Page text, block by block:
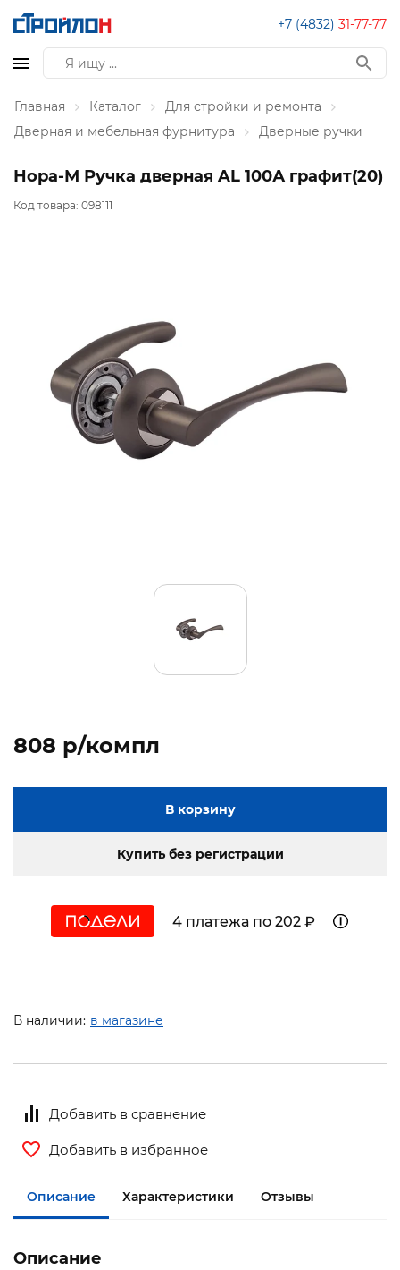
+7 (4832) 31-77-77
Главная Каталог
Для стройки и ремонта
Дверная и мебельная фурнитура
Дверные ручки
Нора-М Ручка дверная AL 100А графит(20)
Код товара: 098111
808 p/компл
В корзину
Купить без регистрации
4 платежа по 202 ₽
В наличии: в магазине
Добавить в сравнение
Добавить в избранное
Описание Характеристики Отзывы
Описание